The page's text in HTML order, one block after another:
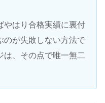
やはり合格実績に裏付
のが失敗しない方法で
は、その点で唯一無二